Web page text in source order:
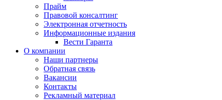
Прайм
Правовой консалтинг
Электронная отчетность
Информационные издания
Вести Гаранта
О компании
Наши партнеры
Обратная связь
Вакансии
Контакты
Рекламный материал